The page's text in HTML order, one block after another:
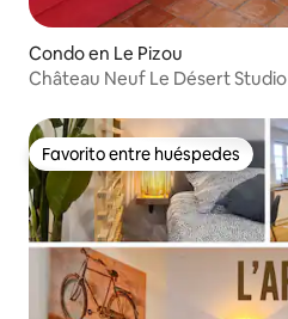
Condo en Le Pizou
Château Neuf Le Désert Studio
Favorito entre huéspedes
Favorito entre huéspedes